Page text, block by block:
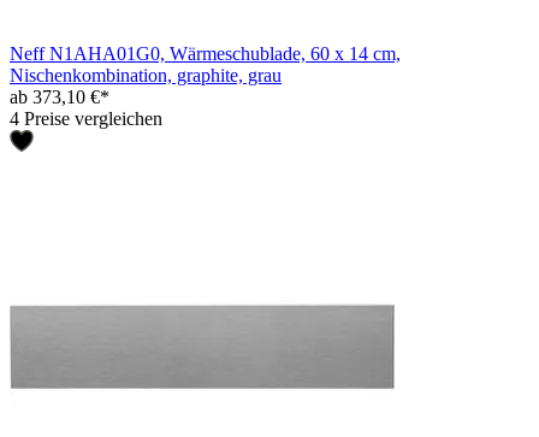
Neff N1AHA01G0, Wärmeschublade, 60 x 14 cm,
Nischenkombination, graphite, grau
ab 373,10 €*
4 Preise vergleichen